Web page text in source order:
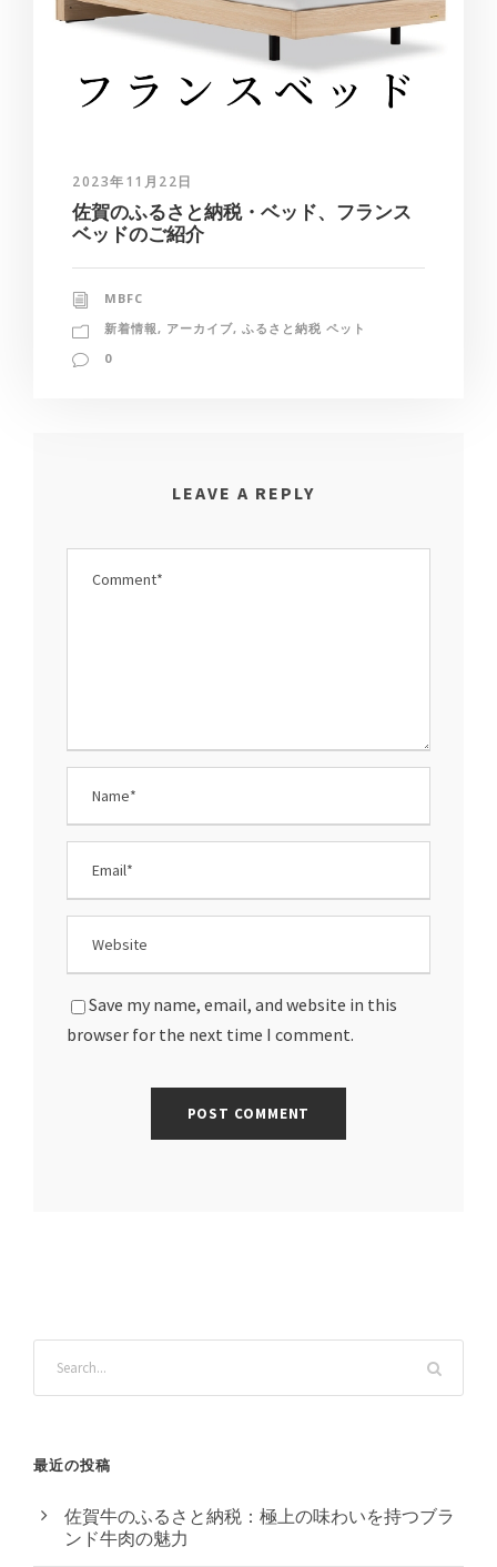
2023年11月22日
佐賀のふるさと納税・ベッド、フランス
ベッドのご紹介
MBFC
新着情報, アーカイブ, ふるさと納税 ペット
0
LEAVE A REPLY
Save my name, email, and website in this
browser for the next time I comment.
最近の投稿
佐賀牛のふるさと納税：極上の味わいを持つブラ
ンド牛肉の魅力